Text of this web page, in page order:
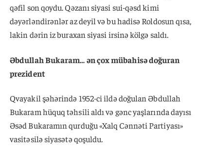
qəfil son qoydu. Qəzanı siyasi sui-qəsd kimi
dəyərləndirənlər az deyil və bu hadisə Roldosun qısa,
lakin dərin iz buraxan siyasi irsinə kölgə saldı.
Əbdullah Bukaram… ən çox mübahisə doğuran
prezident
Qvayakil şəhərində 1952-ci ildə doğulan Əbdullah
Bukaram hüquq təhsili aldı və gənc yaşlarında dayısı
Əsəd Bukaramın qurduğu «Xalq Cənnəti Partiyası»
vasitəsilə siyasətə qoşuldu.